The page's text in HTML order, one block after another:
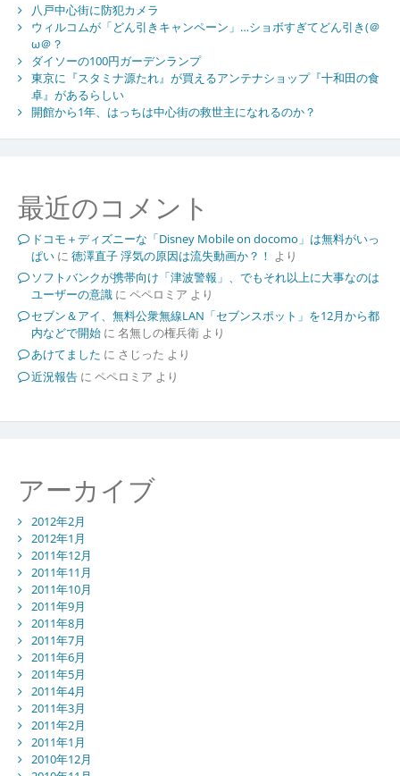
八戸中心街に防犯カメラ
ウィルコムが「どん引きキャンペーン」…ショボすぎてどん引き(＠
ω＠？
ダイソーの100円ガーデンランプ
東京に『スタミナ源たれ』が買えるアンテナショップ『十和田の食
卓』があるらしい
開館から1年、はっちは中心街の救世主になれるのか？
最近のコメント
ドコモ＋ディズニーな「Disney Mobile on docomo」は無料がいっ
ぱいに 徳澤直子 浮気の原因は流失動画か？！ より
ソフトバンクが携帯向け「津波警報」、でもそれ以上に大事なのは
ユーザーの意識に ペペロミア より
セブン＆アイ、無料公衆無線LAN「セブンスポット」を12月から都
内などで開始に 名無しの権兵衛より
あけてました に さじった より
近況報告に ペペロミア より
アーカイブ
2012年2月
2012年1月
2011年12月
2011年11月
2011年10月
2011年9月
2011年8月
2011年7月
2011年6月
2011年5月
2011年4月
2011年3月
2011年2月
2011年1月
2010年12月